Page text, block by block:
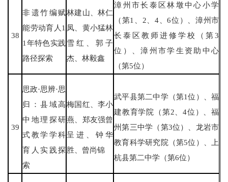
38
非遗竹编赋
能劳动育人1
1年特色实践
路径探索
林建山、林仁
凤、黄小猛林
雪红、郭子
杰、林毅鑫
漳州市长泰区林墩中心小学
（第1、2、4、6位）、漳州市
长泰区教师进修学校（第3
位）、漳州市学生资助中心
（第5位）
39
思政·思辨·思
归：县域高
中地理探研
式教学学科
育人实践探
索
梅国红、李小
燕、郑友强曾
呈进、钟华
胜、曾尚锦
武平县第二中学（第1位）、福
建教育学院（第2、4位）、福
州第三中学（第3位）、龙岩市
教育科学研究院（第5位）、上
杭县第二中学（第6位）